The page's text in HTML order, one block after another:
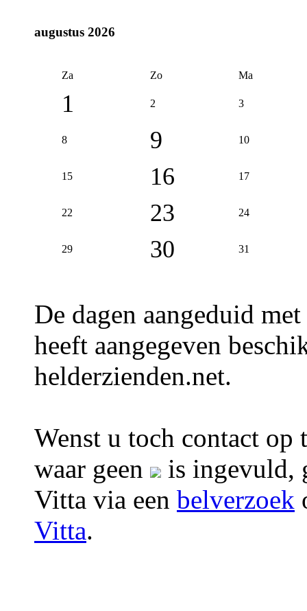
augustus 2026
Za Zo Ma
1 2 3
8 9 10
15 16 17
22 23 24
29 30 31
De dagen aangeduid
heeft aangegeven
helderzienden.net.
Wenst u toch contact op
waar geen
is ingevuld,
Vitta via een belverzoek
Vitta.